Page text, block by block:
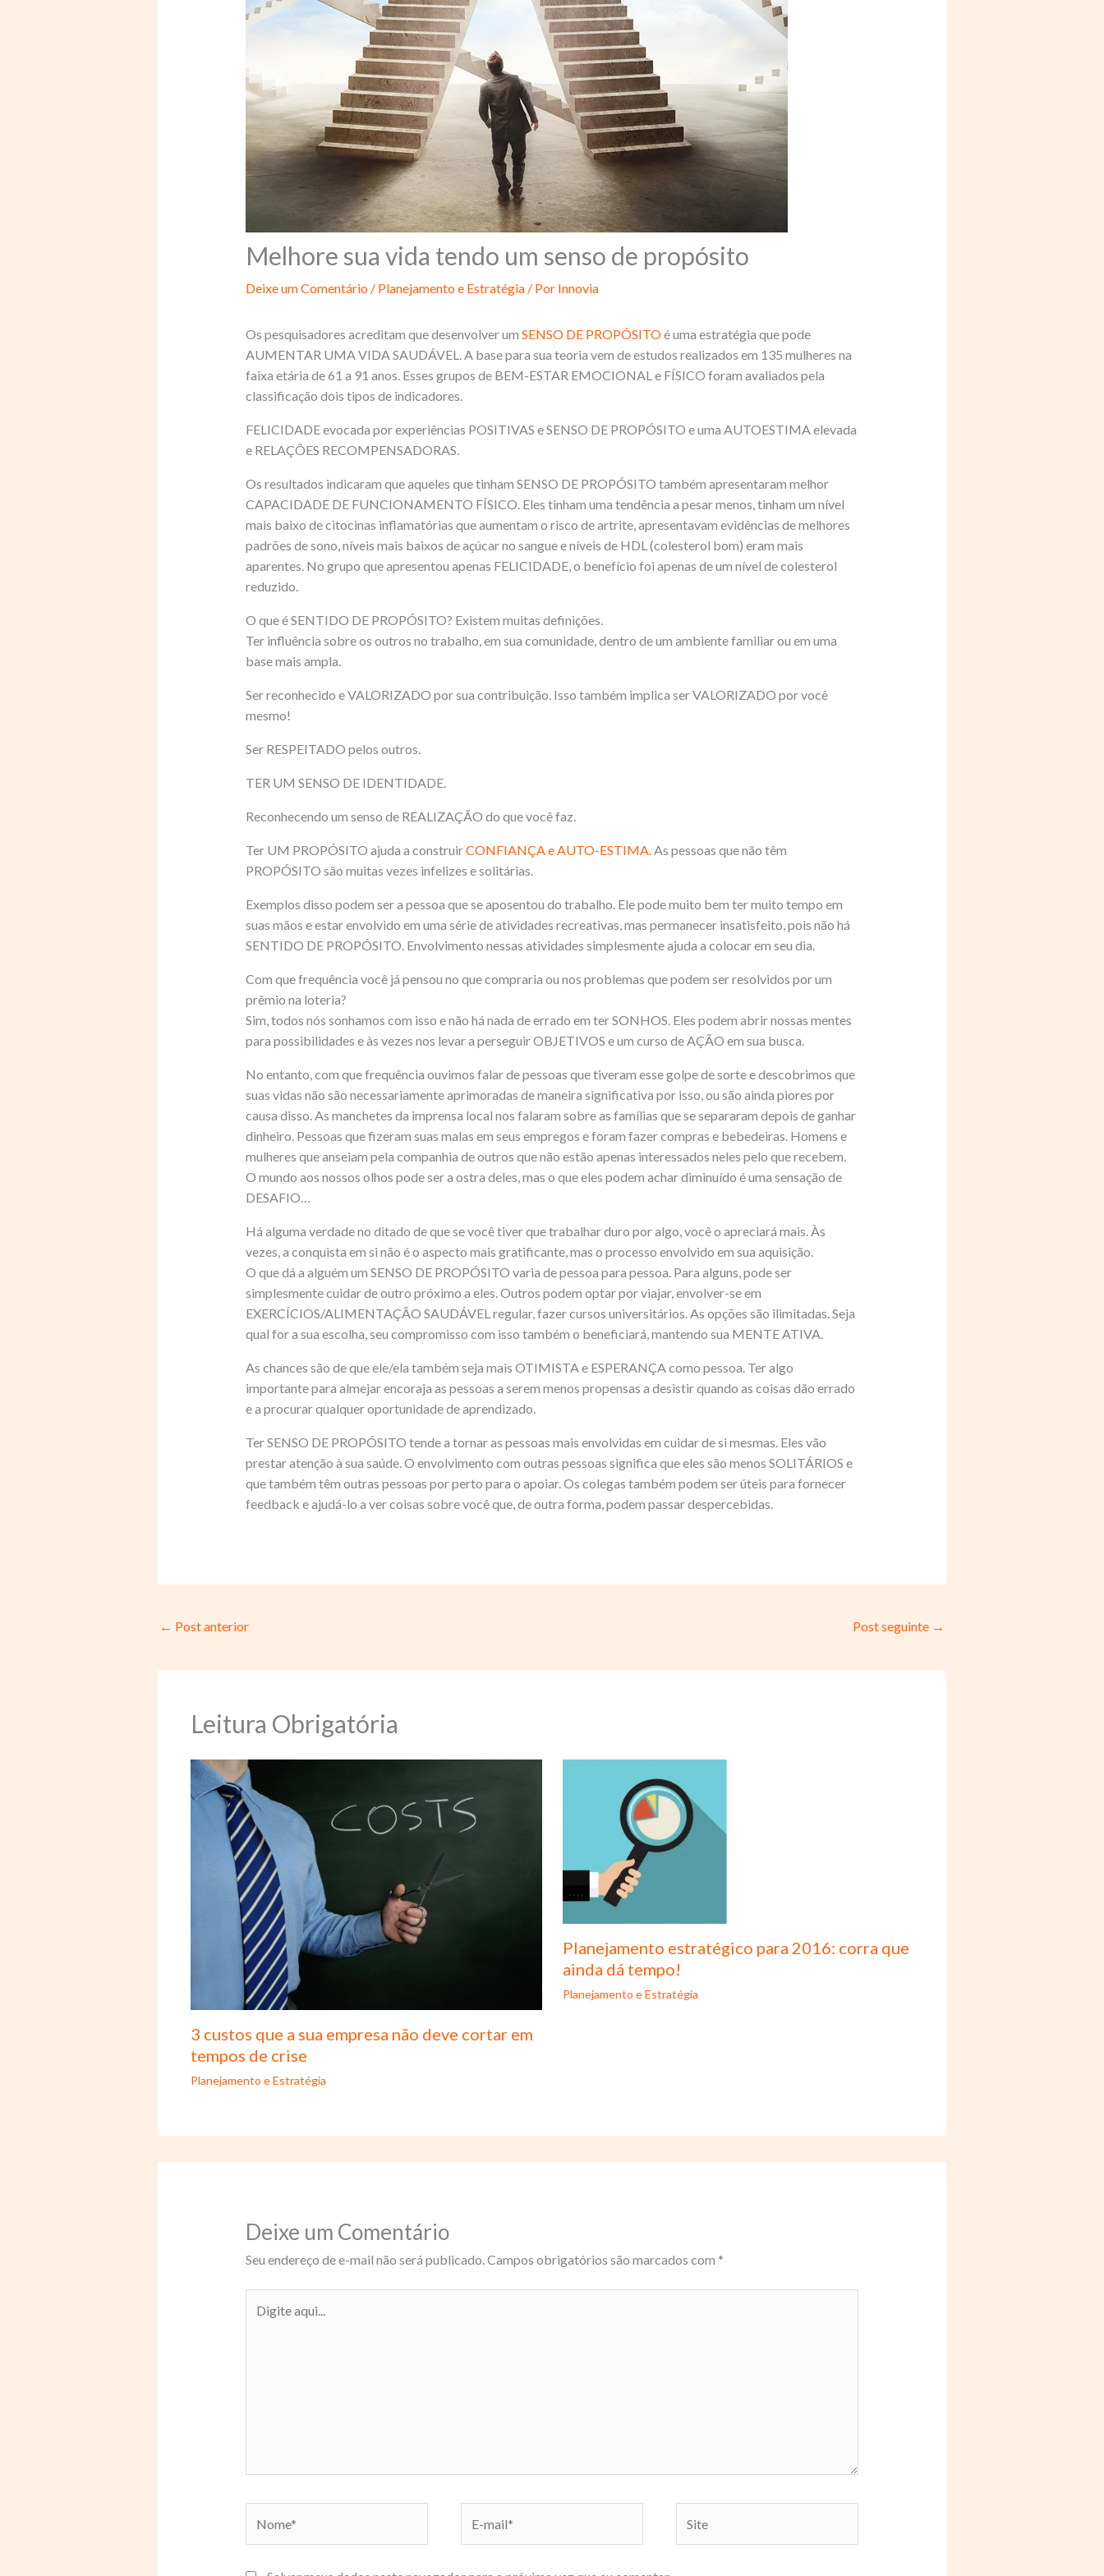
Melhore sua vida tendo um senso de propósito
Deixe um Comentário / Planejamento e Estratégia/ Por Innovia
Os pesquisadores acreditam que desenvolver um SENSO DE PROPÓSITOé uma estratégia que pode
AUMENTAR UMA VIDA SAUDÁVEL. A base para sua teoria vem de estudos realizados em 135 mulheres na
faixa etária de 61 a 91 anos. Esses grupos de BEM-ESTAR EMOCIONAL e FÍSICO foram avaliados pela
classificação dois tipos de indicadores.
FELICIDADE evocada por experiências POSITIVAS e SENSO DE PROPÓSITO e uma AUTOESTIMA elevada
e RELAÇÕES RECOMPENSADORAS.
Os resultados indicaram que aqueles que tinham SENSO DE PROPÓSITO também apresentaram melhor
CAPACIDADE DE FUNCIONAMENTO FÍSICO. Eles tinham uma tendência a pesar menos, tinham um nível
mais baixo de citocinas inflamatórias que aumentam o risco de artrite, apresentavam evidências de melhores
padrões de sono, níveis mais baixos de açúcar no sangue e níveis de HDL (colesterol bom) eram mais
aparentes. No grupo que apresentou apenas FELICIDADE, o benefício foi apenas de um nível de colesterol
reduzido.
O que é SENTIDO DE PROPÓSITO? Existem muitas definições.
Ter influência sobre os outros no trabalho, em sua comunidade, dentro de um ambiente familiar ou em uma
base mais ampla.
Ser reconhecido e VALORIZADO por sua contribuição. Isso também implica ser VALORIZADO por você
mesmo!
Ser RESPEITADO pelos outros.
TER UM SENSO DE IDENTIDADE.
Reconhecendo um senso de REALIZAÇÃO do que você faz.
Ter UM PROPÓSITO ajuda a construirCONFIANÇA e AUTO-ESTIMA. As pessoas que não têm
PROPÓSITO são muitas vezes infelizes e solitárias.
Exemplos disso podem ser a pessoa que se aposentou do trabalho. Ele pode muito bem ter muito tempo em
suas mãos e estar envolvido em uma série de atividades recreativas, mas permanecer insatisfeito, pois não há
SENTIDO DE PROPÓSITO. Envolvimento nessas atividades simplesmente ajuda a colocar em seu dia.
Com que frequência você já pensou no que compraria ou nos problemas que podem ser resolvidos por um
prêmio na loteria?
Sim, todos nós sonhamos com isso e não há nada de errado em ter SONHOS. Eles podem abrir nossas mentes
para possibilidades e às vezes nos levar a perseguir OBJETIVOS e um curso de AÇÃO em sua busca.
No entanto, com que frequência ouvimos falar de pessoas que tiveram esse golpe de sorte e descobrimos que
suas vidas não são necessariamente aprimoradas de maneira significativa por isso, ou são ainda piores por
causa disso. As manchetes da imprensa local nos falaram sobre as famílias que se separaram depois de ganhar
dinheiro. Pessoas que fizeram suas malas em seus empregos e foram fazer compras e bebedeiras. Homens e
mulheres que anseiam pela companhia de outros que não estão apenas interessados ​​neles pelo que recebem.
O mundo aos nossos olhos pode ser a ostra deles, mas o que eles podem achar diminuído é uma sensação de
DESAFIO…
Há alguma verdade no ditado de que se você tiver que trabalhar duro por algo, você o apreciará mais. Às
vezes, a conquista em si não é o aspecto mais gratificante, mas o processo envolvido em sua aquisição.
O que dá a alguém um SENSO DE PROPÓSITO varia de pessoa para pessoa. Para alguns, pode ser
simplesmente cuidar de outro próximo a eles. Outros podem optar por viajar, envolver-se em
EXERCÍCIOS/ALIMENTAÇÃO SAUDÁVEL regular, fazer cursos universitários. As opções são ilimitadas. Seja
qual for a sua escolha, seu compromisso com isso também o beneficiará, mantendo sua MENTE ATIVA.
As chances são de que ele/ela também seja mais OTIMISTA e ESPERANÇA como pessoa. Ter algo
importante para almejar encoraja as pessoas a serem menos propensas a desistir quando as coisas dão errado
e a procurar qualquer oportunidade de aprendizado.
Ter SENSO DE PROPÓSITO tende a tornar as pessoas mais envolvidas em cuidar de si mesmas. Eles vão
prestar atenção à sua saúde. O envolvimento com outras pessoas significa que eles são menos SOLITÁRIOS e
que também têm outras pessoas por perto para o apoiar. Os colegas também podem ser úteis para fornecer
feedback e ajudá-lo a ver coisas sobre você que, de outra forma, podem passar despercebidas.
← Post anterior Post seguinte →
Leitura Obrigatória
3 custos que a sua empresa não deve cortar em
tempos de crise
Planejamento e Estratégia
Planejamento estratégico para 2016: corra que
ainda dá tempo!
Planejamento e Estratégia
Deixe um Comentário
Seu endereço de e-mail não será publicado.Campos obrigatórios são marcados com *
aqui...
mail*